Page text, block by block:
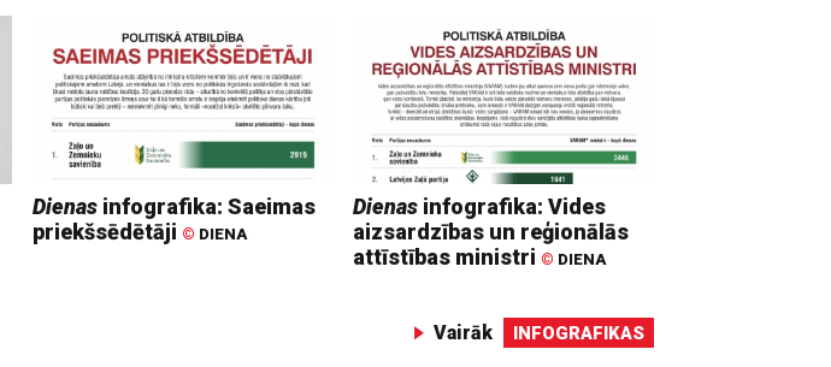
Dienasinfografika: Saeimas
priekšsēdētāji © DIENA
Dienas infografika: Vides
aizsardzības un reģionālās
attīstības ministri © DIENA
Vairāk INFOGRAFIKAS